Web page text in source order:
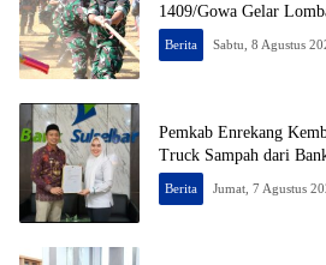
1409/Gowa Gelar
Berita Sabtu, 8 Agustus
Pemkab Enrekang
Truck Sampah dari
Berita Jumat, 7 Agustus